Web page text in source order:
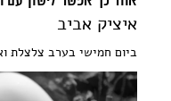
איציק אביב
ביום חמישי בערב צלצלת